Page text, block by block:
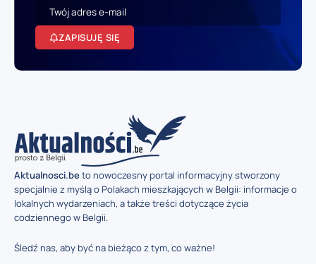
ZAPISUJĘ SIĘ
Aktualnosci.beto nowoczesny portal informacyjny stworzony
specjalnie z myślą o Polakach mieszkających w Belgii: informacje o
lokalnych wydarzeniach, a także treści dotyczące życia
codziennego w Belgii.
Śledź nas, aby być na bieżąco z tym, co ważne!